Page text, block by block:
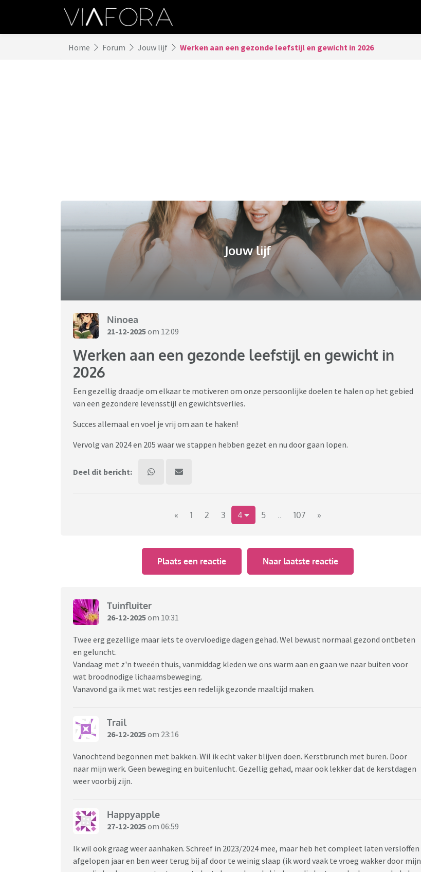
Home Forum Jouw lijf Werken aan een gezonde leefstijl en gewicht in 2026
Jouw lijf
Ninoea
21-12-2025om 12:09
Werken aan een gezonde leefstijl en gewicht in
2026
Een gezellig draadje om elkaar te motiveren om onze persoonlijke doelen te halen op het gebied
van een gezondere levensstijl en gewichtsverlies.
Succes allemaal en voel je vrij om aan te haken!
Vervolg van 2024 en 205 waar we stappen hebben gezet en nu door gaan lopen.
Deel dit bericht:
« 1 2 3 4 5 .. 107 »
Plaats een reactie Naar laatste reactie
Tuinfluiter
26-12-2025om 10:31
Twee erg gezellige maar iets te overvloedige dagen gehad. Wel bewust normaal gezond ontbeten
en geluncht.
Vandaag met z'n tweeën thuis, vanmiddag kleden we ons warm aan en gaan we naar buiten voor
wat broodnodige lichaamsbeweging.
Vanavond ga ik met wat restjes een redelijk gezonde maaltijd maken.
Trail
26-12-2025om 23:16
Vanochtend begonnen met bakken. Wil ik echt vaker blijven doen. Kerstbrunch met buren. Door
naar mijn werk. Geen beweging en buitenlucht. Gezellig gehad, maar ook lekker dat de kerstdagen
weer voorbij zijn.
Happyapple
27-12-2025om 06:59
Ik wil ook graag weer aanhaken. Schreef in 2023/2024 mee, maar heb het compleet laten versloffen
afgelopen jaar en ben weer terug bij af door te weinig slaap (ik word vaak te vroeg wakker door mijn